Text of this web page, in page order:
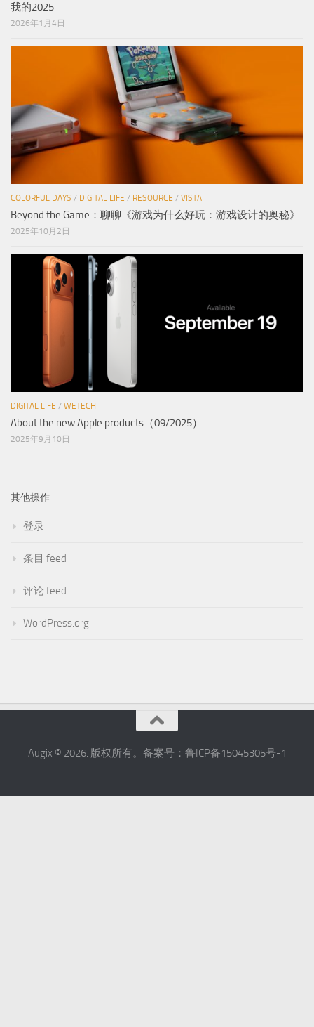
我的2025
2026年1月4日
COLORFUL DAYS / DIGITAL LIFE / RESOURCE / VISTA
Beyond the Game：聊聊《游戏为什么好玩：游戏设计的奥秘》
2025年10月2日
DIGITAL LIFE / WETECH
About the new Apple products（09/2025）
2025年9月10日
其他操作
登录
条目 feed
评论 feed
WordPress.org
Augix © 2026. 版权所有。备案号：鲁ICP备15045305号-1